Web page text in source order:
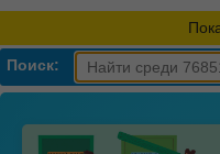
Поиск: